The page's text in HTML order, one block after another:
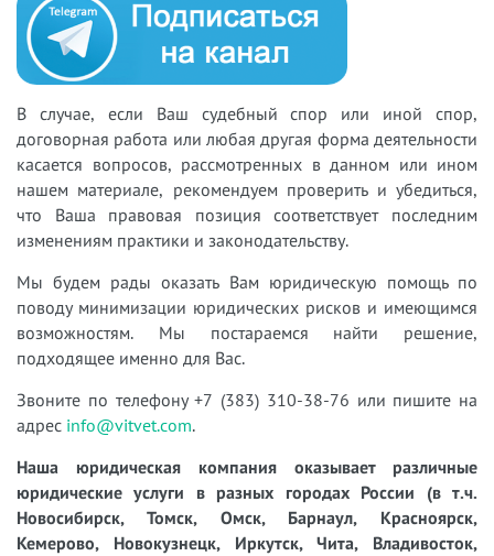
В случае, если Ваш судебный спор или иной спор,
договорная работа или любая другая форма деятельности
касается вопросов, рассмотренных в данном или ином
нашем материале, рекомендуем проверить и убедиться,
что Ваша правовая позиция соответствует последним
изменениям практики и законодательству.
Мы будем рады оказать Вам юридическую помощь по
поводу минимизации юридических рисков и имеющимся
возможностям. Мы постараемся найти решение,
подходящее именно для Вас.
Звоните по телефону +7 (383) 310-38-76 или пишите на
адрес info@vitvet.com.
Наша юридическая компания оказывает различные
юридические услуги в разных городах России (в т.ч.
Новосибирск, Томск, Омск, Барнаул, Красноярск,
Кемерово, Новокузнецк, Иркутск, Чита, Владивосток,